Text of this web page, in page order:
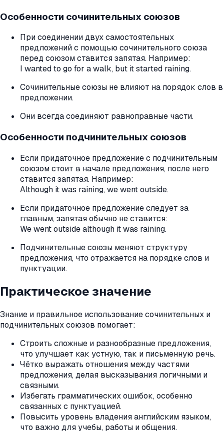
Особенности сочинительных союзов
При соединении двух самостоятельных
предложений с помощью сочинительного союза
перед союзом ставится запятая. Например:
I wanted to go for a walk, but it started raining.
Сочинительные союзы не влияют на порядок слов в
предложении.
Они всегда соединяют равноправные части.
Особенности подчинительных союзов
Если придаточное предложение с подчинительным
союзом стоит в начале предложения, после него
ставится запятая. Например:
Although it was raining, we went outside.
Если придаточное предложение следует за
главным, запятая обычно не ставится:
We went outside although it was raining.
Подчинительные союзы меняют структуру
предложения, что отражается на порядке слов и
пунктуации.
Практическое значение
Знание и правильное использование сочинительных и
подчинительных союзов помогает:
Строить сложные и разнообразные предложения,
что улучшает как устную, так и письменную речь.
Чётко выражать отношения между частями
предложения, делая высказывания логичными и
связными.
Избегать грамматических ошибок, особенно
связанных с пунктуацией.
Повысить уровень владения английским языком,
что важно для учебы, работы и общения.